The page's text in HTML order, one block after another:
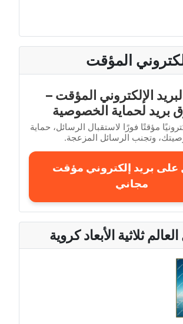
المؤقت
الإلكتروني المؤقت –
بريد لحماية الخصوصية
مؤقتًا فورًا لاستقبال الرسائل، حماية
وتجنب الرسائل المزعجة.
على بريد إلكتروني مؤقت
مجاني
ثلاثية الأبعاد كروية